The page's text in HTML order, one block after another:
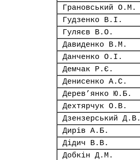
Грановський О.М.
Гудзенко В.І.
Гуляєв В.О.
Давиденко В.М.
Данченко О.І.
Демчак Р.Є.
Денисенко А.С.
Дерев’янко Ю.Б.
Дехтярчук О.В.
Дзензерський Д.В.
Дирів А.Б.
Дідич В.В.
Добкін Д.М.